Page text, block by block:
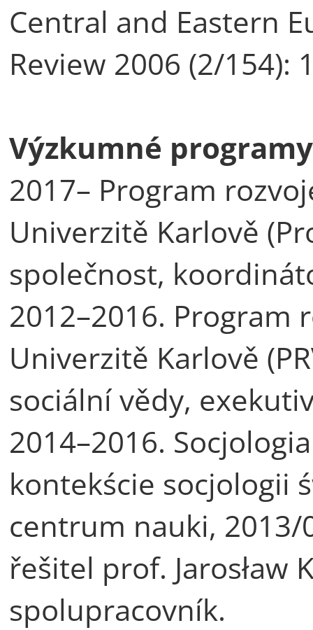
Central and Eastern
Review 2006 (2/154):
Výzkumné
2017– Program
Univerzitě Karlově
společnost,
2012–2016. Program
Univerzitě Karlově
sociální vědy,
2014–2016.
kontekście socjologii
centrum nauki, 2013/
řešitel prof. Jarosław
spolupracovník.